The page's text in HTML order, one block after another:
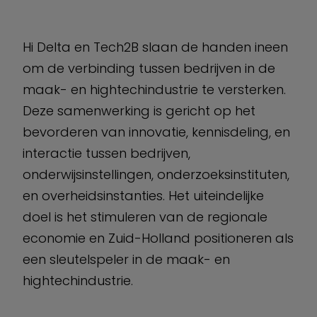
Hi Delta en Tech2B slaan de handen ineen
om de verbinding tussen bedrijven in de
maak- en hightechindustrie te versterken.
Deze samenwerking is gericht op het
bevorderen van innovatie, kennisdeling, en
interactie tussen bedrijven,
onderwijsinstellingen, onderzoeksinstituten,
en overheidsinstanties. Het uiteindelijke
doel is het stimuleren van de regionale
economie en Zuid-Holland positioneren als
een sleutelspeler in de maak- en
hightechindustrie.